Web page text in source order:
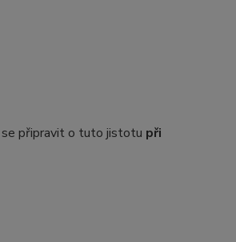
připravit o tuto jistotu při